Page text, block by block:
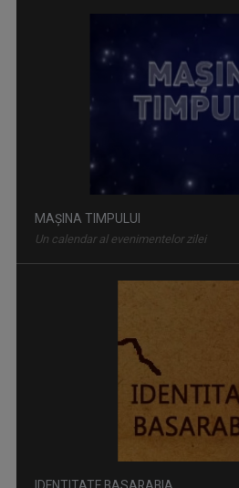
Un calendar al evenimentelor zilei
IDENTITATE BASARABIA
Interviu-portret cu personalități care au ...